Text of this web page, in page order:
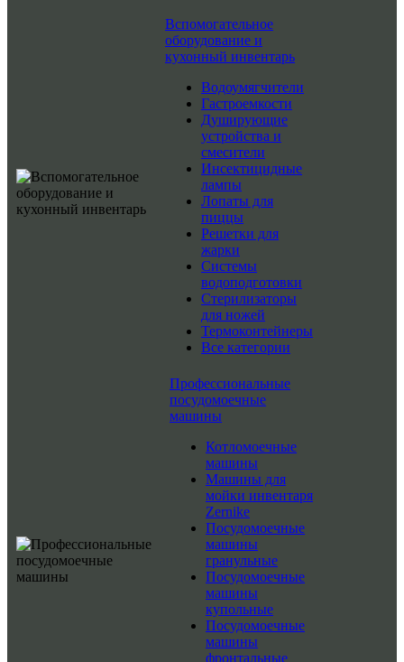
Вспомогательное
оборудование и
кухонный инвентарь
Водоумягчители
Гастроемкости
Душирующие
устройства и
смесители
Инсектицидные
лампы
Лопаты для
пиццы
Решетки для
жарки
Системы
водоподготовки
Стерилизаторы
для ножей
Термоконтейнеры
Все категории
Профессиональные
посудомоечные
машины
Котломоечные
машины
Машины для
мойки инвентаря
Zernike
Посудомоечные
машины
гранульные
Посудомоечные
машины
купольные
Посудомоечные
машины
фронтальные